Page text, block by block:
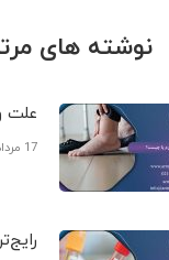
نوشته های
علت
17 مرداد 1405